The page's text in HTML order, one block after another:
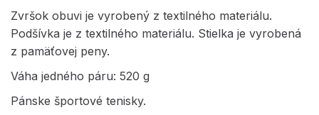
Zvršok obuvi je vyrobený z textilného materiálu.
Podšívka je z textilného materiálu. Stielka je vyrobená
z pamäťovej peny.
Váha jedného páru: 520 g
Pánske športové tenisky.